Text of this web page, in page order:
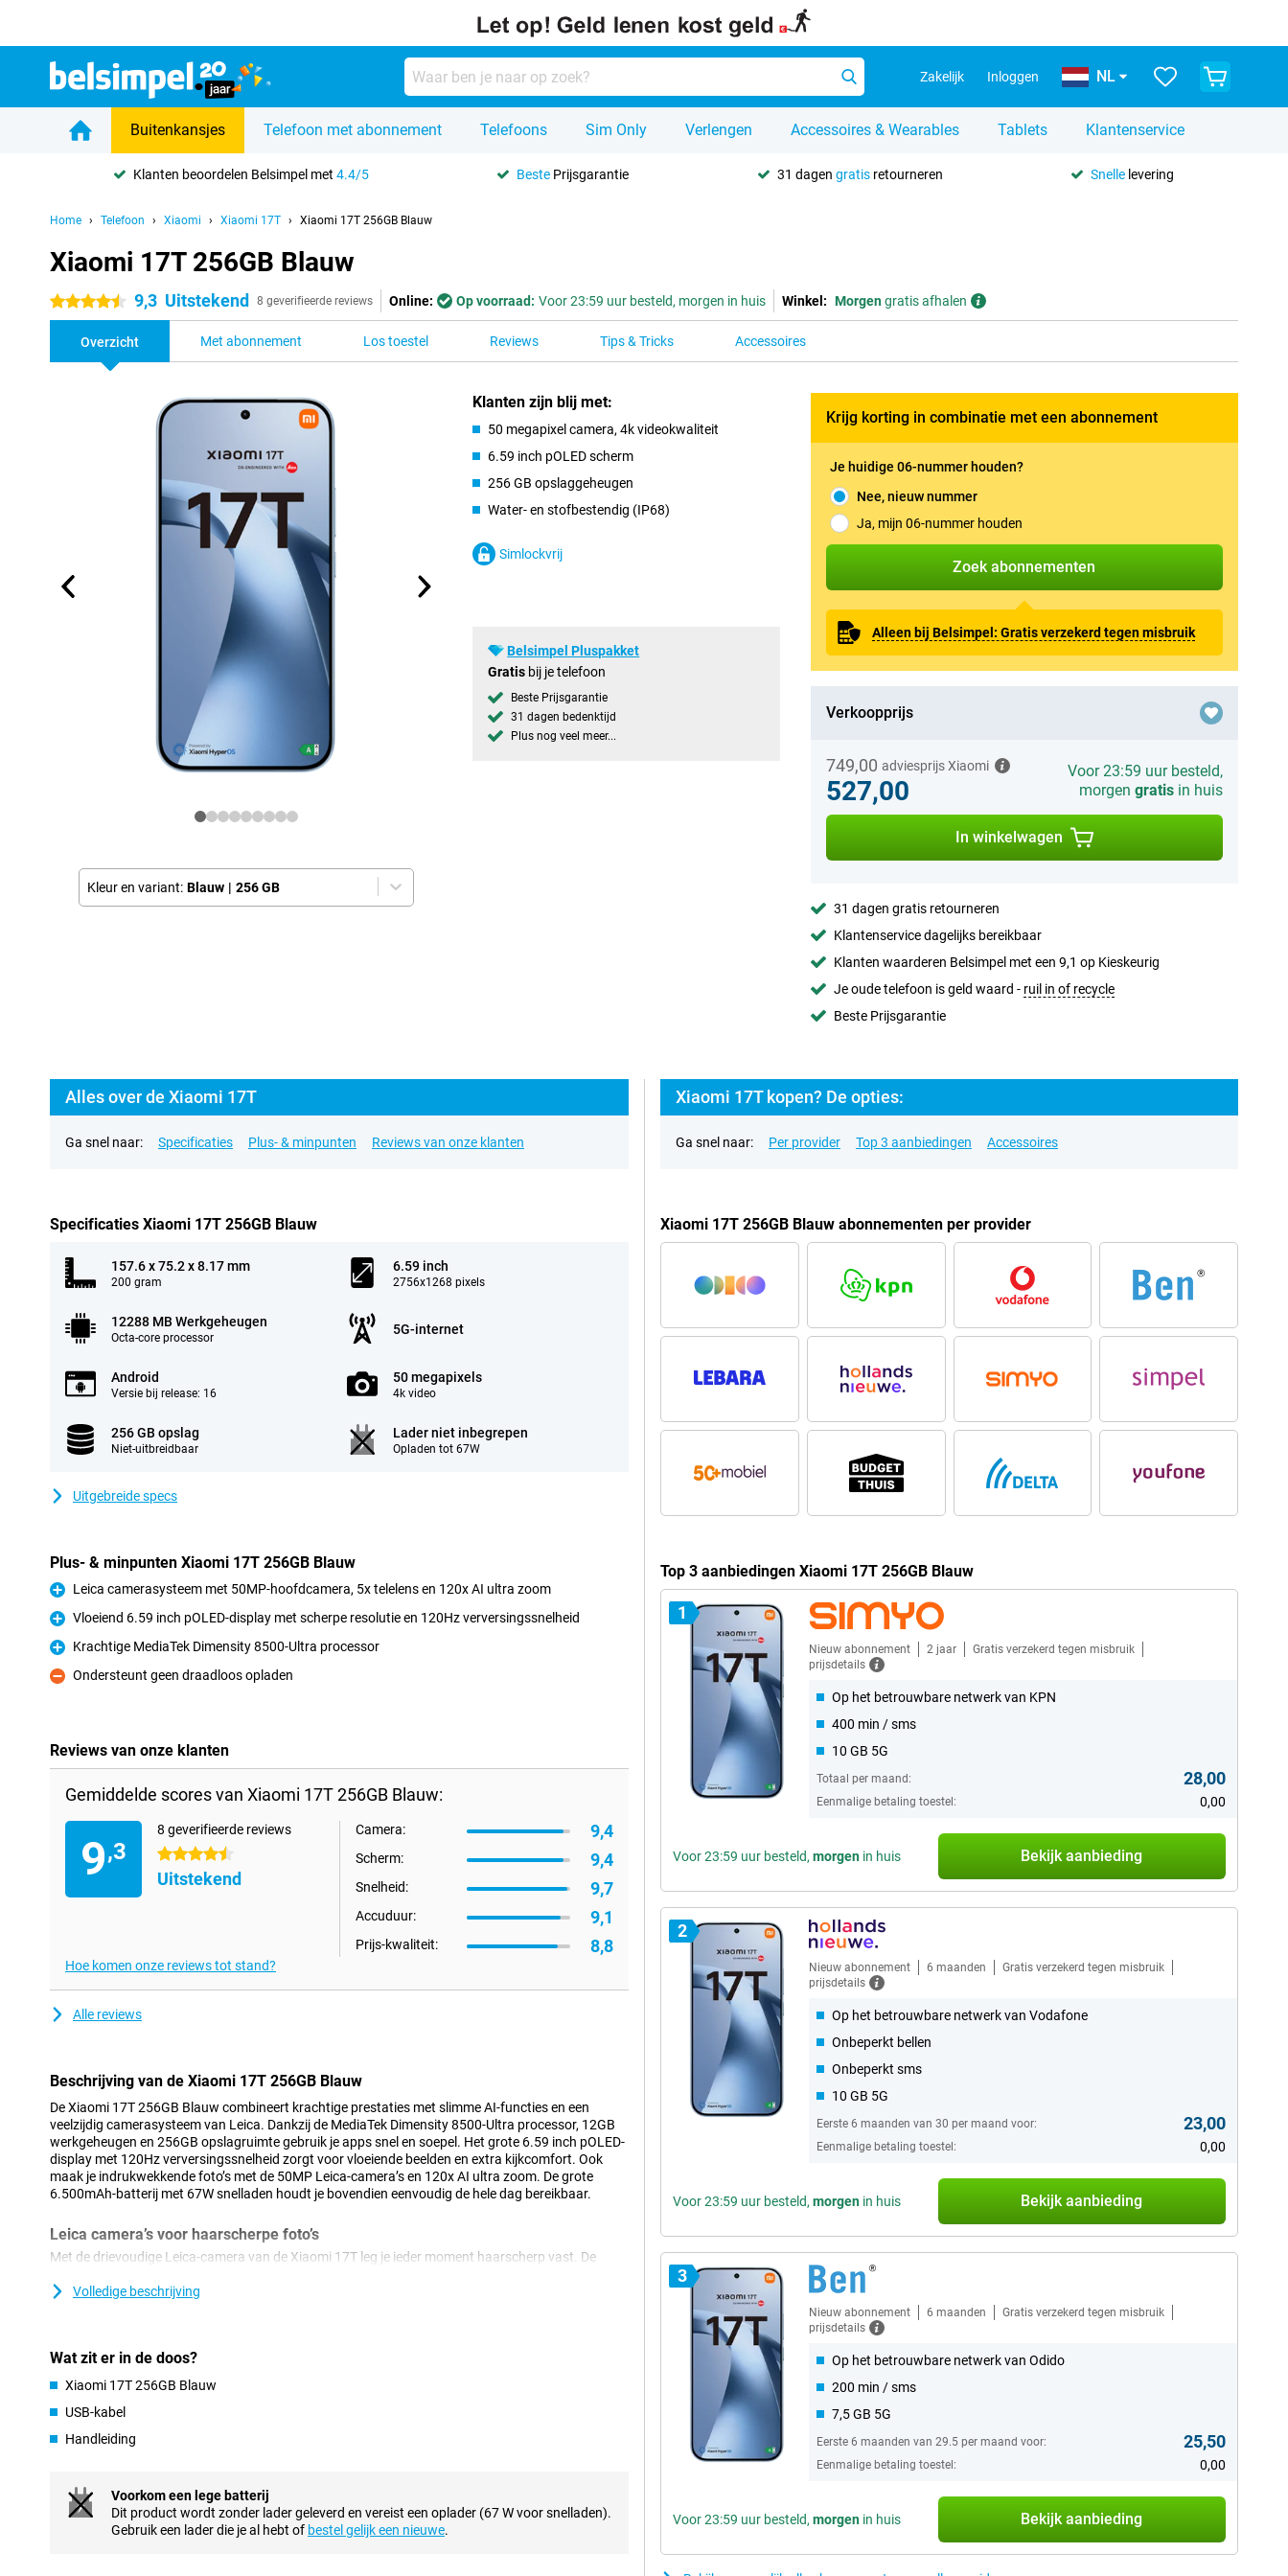
Zakelijk Inloggen NL
Buitenkansjes Telefoon met abonnement Telefoons Sim Only Verlengen Accessoires & Wearables Tablets Klantenservice
Klanten beoordelen Belsimpel met4.4/5 Beste Prijsgarantie 31 dagen gratisretourneren Snellelevering
Home Telefoon Xiaomi Xiaomi 17T Xiaomi 17T 256GB Blauw
Xiaomi 17T 256GB Blauw
4.5 sterren 9,3 Uitstekend 8 geverifieerde reviews Online: Op voorraad: Voor 23:59 uur besteld, morgen in huis Winkel: Morgengratis afhalen
Overzicht Met abonnement Los toestel Reviews Tips & Tricks Accessoires
Kleur en variant: Blauw | 256 GB
Klanten zijn blij met:
50 megapixel camera, 4k videokwaliteit
6.59 inch pOLED scherm
256 GB opslaggeheugen
Water- en stofbestendig (IP68)
Simlockvrij
Belsimpel Pluspakket
Gratis bij je telefoon
Beste Prijsgarantie
31 dagen bedenktijd
Plus nog veel meer...
Krijg korting in combinatie met een abonnement
Je huidige 06-nummer houden?
Nee, nieuw nummer
Ja, mijn 06-nummer houden
Zoek abonnementen
Alleen bij Belsimpel: Gratis verzekerd tegen misbruik
Verkoopprijs
749,00 adviesprijs Xiaomi
527,00
Voor 23:59 uur besteld,
morgen gratisin huis
In winkelwagen
31 dagen gratis retourneren
Klantenservice dagelijks bereikbaar
Klanten waarderen Belsimpel met een 9,1 op Kieskeurig
Je oude telefoon is geld waard - ruil in of recycle
Beste Prijsgarantie
Alles over de Xiaomi 17T
Ga snel naar: Specificaties Plus- & minpunten Reviews van onze klanten
Specificaties Xiaomi 17T 256GB Blauw
157.6 x 75.2 x 8.17 mm
200 gram
6.59 inch
2756x1268 pixels
12288 MB Werkgeheugen
Octa-core processor
5G-internet
Android
Versie bij release: 16
50 megapixels
4k video
256 GB opslag
Niet-uitbreidbaar
Lader niet inbegrepen
Opladen tot 67W
Uitgebreide specs
Plus- & minpunten Xiaomi 17T 256GB Blauw
Pluspunt
Leica camerasysteem met 50MP-hoofdcamera, 5x telelens en 120x AI ultra zoom
Pluspunt
Vloeiend 6.59 inch pOLED-display met scherpe resolutie en 120Hz verversingssnelheid
Pluspunt
Krachtige MediaTek Dimensity 8500-Ultra processor
Minpunt
Ondersteunt geen draadloos opladen
Reviews van onze klanten
Gemiddelde scores van Xiaomi 17T 256GB Blauw:
9,3
8 geverifieerde reviews
4.5 sterren
Uitstekend
Camera: 9,4
Scherm: 9,4
Snelheid: 9,7
Accuduur: 9,1
Prijs-kwaliteit: 8,8
Hoe komen onze reviews tot stand?
Alle reviews
Beschrijving van de Xiaomi 17T 256GB Blauw
De Xiaomi 17T 256GB Blauw combineert krachtige prestaties met slimme AI-functies en een
veelzijdig camerasysteem van Leica. Dankzij de MediaTek Dimensity 8500-Ultra processor, 12GB
werkgeheugen en 256GB opslagruimte gebruik je apps snel en soepel. Het grote 6.59 inch pOLED-
display met 120Hz verversingssnelheid zorgt voor vloeiende beelden en extra kijkcomfort. Ook
maak je indrukwekkende foto’s met de 50MP Leica-camera’s en 120x AI ultra zoom. De grote
6.500mAh-batterij met 67W snelladen houdt je bovendien eenvoudig de hele dag bereikbaar.
Leica camera’s voor haarscherpe foto’s
Met de drievoudige Leica-camera van de Xiaomi 17T leg je ieder moment haarscherp vast. De
natuurgetrouwe kleuren. Dankzij de Leica Summilux optische lens en optische beeldstabilisatie
Ook tijdens videogesprekken ben je goed zichtbaar, zelfs bij minder licht dankzij slimme AI-
optimalisaties van de camera.
Vloeiend en scherp display
Het 6.59 inch pOLED-display van de Xiaomi 17T 256GB Blauw levert een scherpe resolutie van
120Hz zorgt daarnaast voor vloeiende animaties tijdens scrollen en gamen. Xiaomi EyeCare shield
helpt om je ogen minder snel vermoeid te laten raken tijdens langdurig gebruik. Hierdoor kijk je
comfortabel naar content.
Volledige beschrijving
Wat zit er in de doos?
Xiaomi 17T 256GB Blauw
USB-kabel
Handleiding
Voorkom een lege batterij
Dit product wordt zonder lader geleverd en vereist een oplader (67 W voor snelladen).
Gebruik een lader die je al hebt of bestel gelijk een nieuwe.
Xiaomi 17T kopen? De opties:
Ga snel naar: Per provider Top 3 aanbiedingen Accessoires
Xiaomi 17T 256GB Blauw abonnementen per provider
Top 3 aanbiedingen Xiaomi 17T 256GB Blauw
1
Nieuw abonnement 2 jaar
Gratis verzekerd tegen misbruik
prijsdetails
Op het betrouwbare netwerk van KPN
400 min / sms
10 GB 5G
Totaal per maand: 28,00
Eenmalige betaling toestel: 0,00
Voor 23:59 uur besteld, morgen in huis Bekijk aanbieding
2
Nieuw abonnement 6 maanden
Gratis verzekerd tegen misbruik
prijsdetails
Op het betrouwbare netwerk van Vodafone
Onbeperkt bellen
Onbeperkt sms
10 GB 5G
Eerste 6 maanden van 30 per maand voor: 23,00
Eenmalige betaling toestel: 0,00
Voor 23:59 uur besteld, morgen in huis Bekijk aanbieding
3
Nieuw abonnement 6 maanden
Gratis verzekerd tegen misbruik
prijsdetails
Op het betrouwbare netwerk van Odido
200 min / sms
7,5 GB 5G
Eerste 6 maanden van 29.5 per maand voor: 25,50
Eenmalige betaling toestel: 0,00
Voor 23:59 uur besteld, morgen in huis Bekijk aanbieding